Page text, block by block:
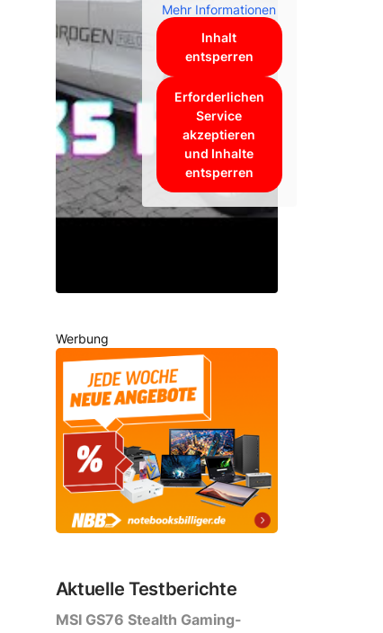
Mehr Informationen
Inhalt
entsperren
Erforderlichen
Service
akzeptieren
und Inhalte
entsperren
Werbung
Aktuelle Testberichte
MSI GS76 Stealth Gaming-